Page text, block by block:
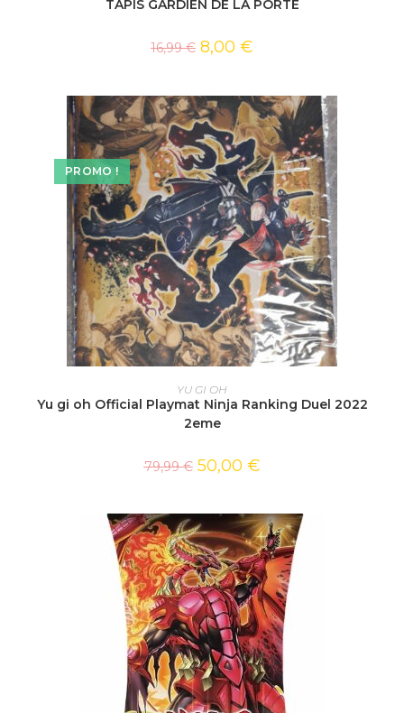
TAPIS GARDIEN DE LA PORTE
16,99€ 8,00 €
PROMO !
AJOUTER AU PANIER
YU GI OH
Yu gi oh Official Playmat Ninja Ranking Duel 2022
2eme
79,99€ 50,00 €